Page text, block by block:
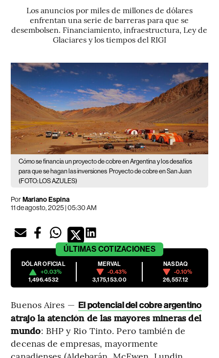
Los anuncios por miles de millones de dólares
enfrentan una serie de barreras para que se
desembolsen. Financiamiento, infraestructura, Ley de
Glaciares y los tiempos del RIGI
Cómo se financia un proyecto de cobre en Argentina y los desafíos
para que se hagan las inversiones Proyecto de cobre en San Juan
(FOTO: LOS AZULES)
PorMariano Espina
11 de agosto, 2025 | 05:30 AM
ÚLTIMAS COTIZACIONES
DÓLAR OFICIAL
+0.03%
1,496.4532
MERVAL
-0.43%
3,175,153.00
NASDAQ
-0.10%
26,557.12
Buenos Aires — El potencial del cobre argentino
atrajo la atención de las mayores mineras del
mundo: BHP y Rio Tinto. Pero también de
decenas de empresas, mayormente